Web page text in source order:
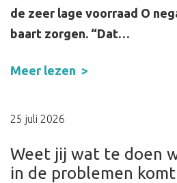
de zeer lage voorraad O
baart zorgen. “Dat…
Meer lezen
25 juli 2026
Weet jij wat te doen
in de problemen